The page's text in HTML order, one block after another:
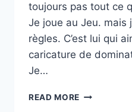
toujours pas tout ce
Je joue au Jeu. mais
règles. C’est lui qui
caricature de
Je…
READ MORE PRINCESSE